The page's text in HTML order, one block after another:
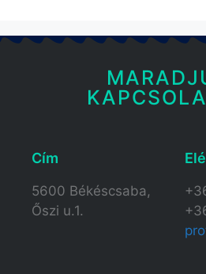
Cím
5600 Békéscsaba,
Őszi u.1.